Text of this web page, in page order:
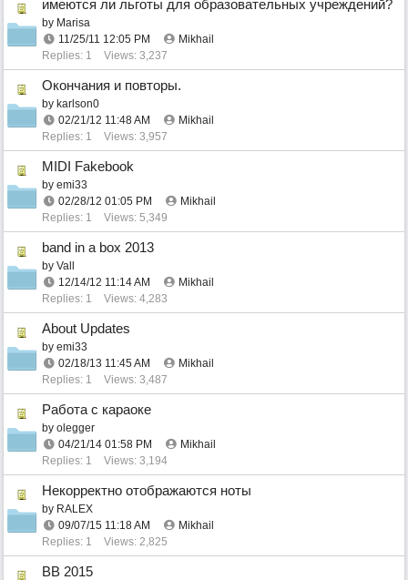
имеются ли льготы для образовательных учреждений?
by Marisa
11/25/11 12:05 PM
Mikhail
Replies: 1
Views: 3,237
Окончания и повторы.
by karlson0
02/21/12 11:48 AM
Mikhail
Replies: 1
Views: 3,957
MIDI Fakebook
by emi33
02/28/12 01:05 PM
Mikhail
Replies: 1
Views: 5,349
band in a box 2013
by Vall
12/14/12 11:14 AM
Mikhail
Replies: 1
Views: 4,283
About Updates
by emi33
02/18/13 11:45 AM
Mikhail
Replies: 1
Views: 3,487
Работа с караоке
by olegger
04/21/14 01:58 PM
Mikhail
Replies: 1
Views: 3,194
Некорректно отображаются ноты
by RALEX
09/07/15 11:18 AM
Mikhail
Replies: 1
Views: 2,825
BB 2015